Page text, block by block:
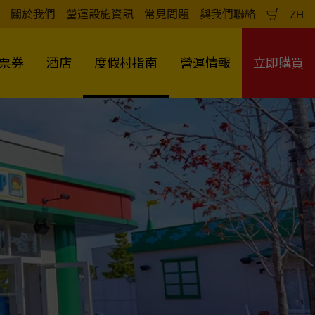
關於我們 營運設施資訊 常見問題 與我們聯絡
物
ZH
中
文
券 酒店 度假村指南 營運情報 立即購買